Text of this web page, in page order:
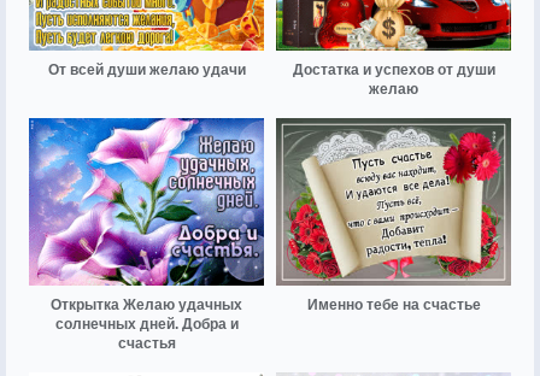
От всей души желаю удачи
Достатка и успехов от души
желаю
Открытка Желаю удачных
солнечных дней. Добра и
счастья
Именно тебе на счастье